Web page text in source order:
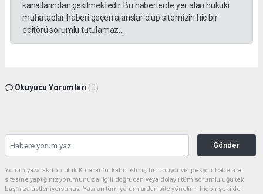
kanallarından çekilmektedir. Bu haberlerde yer alan hukuki
muhataplar haberi geçen ajanslar olup sitemizin hiç bir
editörü sorumlu tutulamaz...
Okuyucu Yorumları (0)
Gönder
Yorum yazarak Topluluk Kuralları’nı kabul etmiş bulunuyor ve ipekyoluhaber.net
sitesine yaptığınız yorumunuzla ilgili doğrudan veya dolaylı tüm sorumluluğu tek
başınıza üstleniyorsunuz. Yazılan tüm yorumlardan site yönetimi hiçbir şekilde